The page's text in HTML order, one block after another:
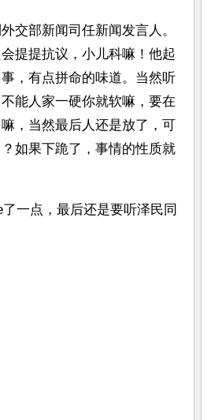
交部新闻司任新闻发言人。
提提抗议，小儿科嘛！他起
，有点拼命的味道。当然听
能人家一硬你就软嘛，要在
，当然最后人还是放了，可
如果下跪了，事情的性质就
一点，最后还是要听泽民同